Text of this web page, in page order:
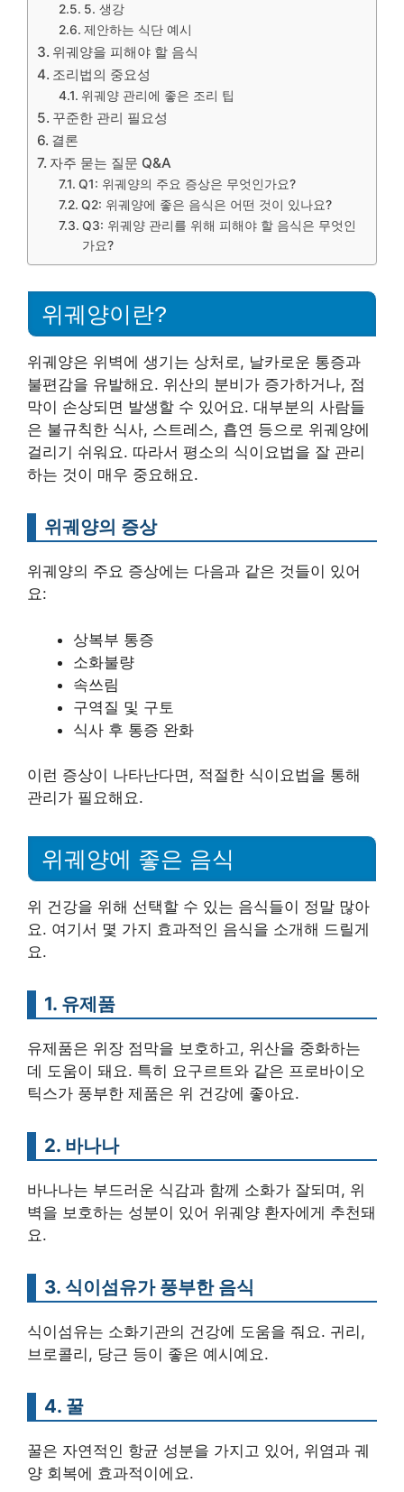
5. 생강
제안하는 식단 예시
위궤양을 피해야 할 음식
조리법의 중요성
위궤양 관리에 좋은 조리 팁
꾸준한 관리 필요성
결론
자주 묻는 질문 Q&A
Q1: 위궤양의 주요 증상은 무엇인가요?
Q2: 위궤양에 좋은 음식은 어떤 것이 있나요?
Q3: 위궤양 관리를 위해 피해야 할 음식은 무엇인
가요?
위궤양이란?
위궤양은 위벽에 생기는 상처로, 날카로운 통증과
불편감을 유발해요. 위산의 분비가 증가하거나, 점
막이 손상되면 발생할 수 있어요. 대부분의 사람들
은 불규칙한 식사, 스트레스, 흡연 등으로 위궤양에
걸리기 쉬워요. 따라서 평소의 식이요법을 잘 관리
하는 것이 매우 중요해요.
위궤양의 증상
위궤양의 주요 증상에는 다음과 같은 것들이 있어
요:
상복부 통증
소화불량
속쓰림
구역질 및 구토
식사 후 통증 완화
이런 증상이 나타난다면, 적절한 식이요법을 통해
관리가 필요해요.
위궤양에 좋은 음식
위 건강을 위해 선택할 수 있는 음식들이 정말 많아
요. 여기서 몇 가지 효과적인 음식을 소개해 드릴게
요.
1. 유제품
유제품은 위장 점막을 보호하고, 위산을 중화하는
데 도움이 돼요. 특히 요구르트와 같은 프로바이오
틱스가 풍부한 제품은 위 건강에 좋아요.
2. 바나나
바나나는 부드러운 식감과 함께 소화가 잘되며, 위
벽을 보호하는 성분이 있어 위궤양 환자에게 추천돼
요.
3. 식이섬유가 풍부한 음식
식이섬유는 소화기관의 건강에 도움을 줘요. 귀리,
브로콜리, 당근 등이 좋은 예시예요.
4. 꿀
꿀은 자연적인 항균 성분을 가지고 있어, 위염과 궤
양 회복에 효과적이에요.